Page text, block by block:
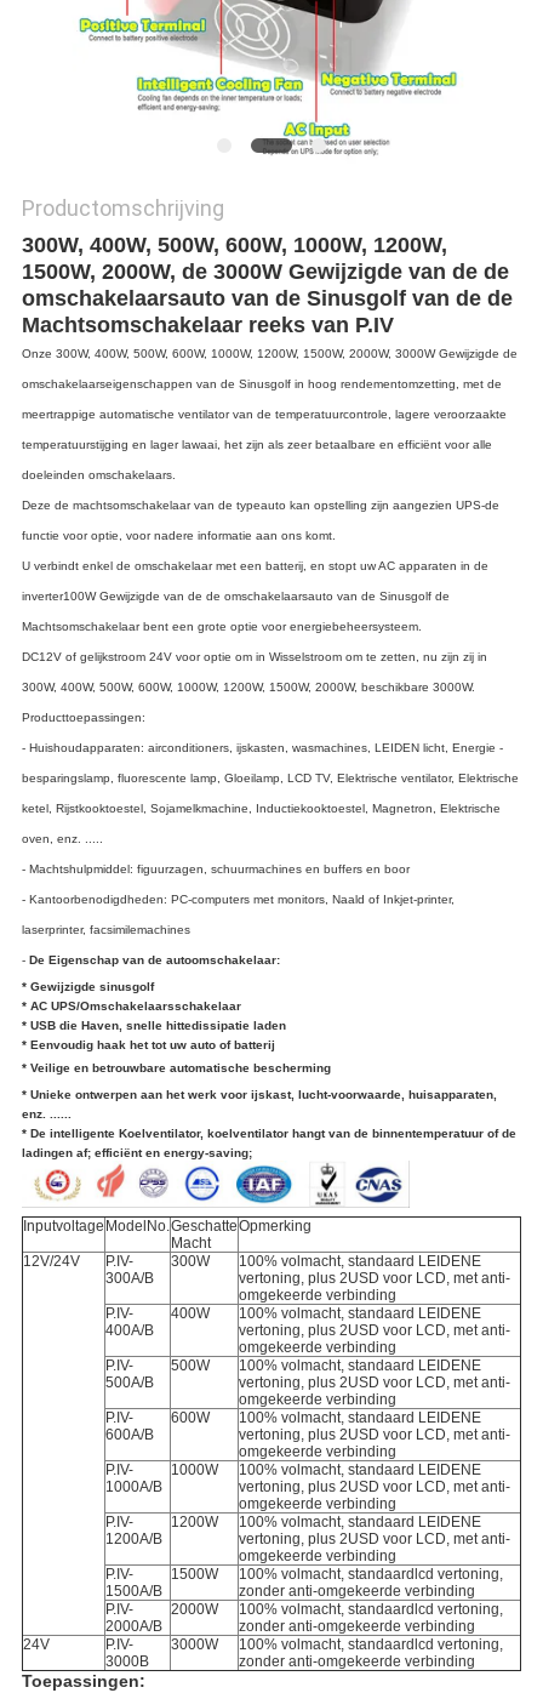
Productomschrijving
300W, 400W, 500W, 600W, 1000W, 1200W,
1500W, 2000W, de 3000W Gewijzigde van de de
omschakelaarsauto van de Sinusgolf van de de
Machtsomschakelaar reeks van P.IV
Onze 300W, 400W, 500W, 600W, 1000W, 1200W, 1500W, 2000W, 3000W Gewijzigde de
omschakelaarseigenschappen van de Sinusgolf in hoog rendementomzetting, met de
meertrappige automatische ventilator van de temperatuurcontrole, lagere veroorzaakte
temperatuurstijging en lager lawaai, het zijn als zeer betaalbare en efficiënt voor alle
doeleinden omschakelaars.
Deze de machtsomschakelaar van de typeauto kan opstelling zijn aangezien UPS-de
functie voor optie, voor nadere informatie aan ons komt.
U verbindt enkel de omschakelaar met een batterij, en stopt uw AC apparaten in de
inverter100W Gewijzigde van de de omschakelaarsauto van de Sinusgolf de
Machtsomschakelaar bent een grote optie voor energiebeheersysteem.
DC12V of gelijkstroom 24V voor optie om in Wisselstroom om te zetten, nu zijn zij in
300W, 400W, 500W, 600W, 1000W, 1200W, 1500W, 2000W, beschikbare 3000W.
Producttoepassingen:
- Huishoudapparaten: airconditioners, ijskasten, wasmachines, LEIDEN licht, Energie -
besparingslamp, fluorescente lamp, Gloeilamp, LCD TV, Elektrische ventilator, Elektrische
ketel, Rijstkooktoestel, Sojamelkmachine, Inductiekooktoestel, Magnetron, Elektrische
oven, enz. .....
- Machtshulpmiddel: figuurzagen, schuurmachines en buffers en boor
- Kantoorbenodigdheden: PC-computers met monitors, Naald of Inkjet-printer,
laserprinter, facsimilemachines
- De Eigenschap van de autoomschakelaar:
* Gewijzigde sinusgolf
* AC UPS/Omschakelaarsschakelaar
* USB die Haven, snelle hittedissipatie laden
* Eenvoudig haak het tot uw auto of batterij
* Veilige en betrouwbare automatische bescherming
* Unieke ontwerpen aan het werk voor ijskast, lucht-voorwaarde, huisapparaten,
enz. ......
* De intelligente Koelventilator, koelventilator hangt van de binnentemperatuur of de
ladingen af; efficiënt en energy-saving;
Inputvoltage ModelNo.Geschatte
Macht
Opmerking
12V/24V
P.IV-
300A/B
300W
100% volmacht, standaard LEIDENE
vertoning, plus 2USD voor LCD, met anti-
omgekeerde verbinding
P.IV-
400A/B
400W
100% volmacht, standaard LEIDENE
vertoning, plus 2USD voor LCD, met anti-
omgekeerde verbinding
P.IV-
500A/B
500W
100% volmacht, standaard LEIDENE
vertoning, plus 2USD voor LCD, met anti-
omgekeerde verbinding
P.IV-
600A/B
600W
100% volmacht, standaard LEIDENE
vertoning, plus 2USD voor LCD, met anti-
omgekeerde verbinding
P.IV-
1000A/B
1000W
100% volmacht, standaard LEIDENE
vertoning, plus 2USD voor LCD, met anti-
omgekeerde verbinding
P.IV-
1200A/B
1200W
100% volmacht, standaard LEIDENE
vertoning, plus 2USD voor LCD, met anti-
omgekeerde verbinding
P.IV-
1500A/B
1500W
100% volmacht, standaardlcd vertoning,
zonder anti-omgekeerde verbinding
P.IV-
2000A/B
2000W
100% volmacht, standaardlcd vertoning,
zonder anti-omgekeerde verbinding
24V
P.IV-
3000B
3000W
100% volmacht, standaardlcd vertoning,
zonder anti-omgekeerde verbinding
Toepassingen: